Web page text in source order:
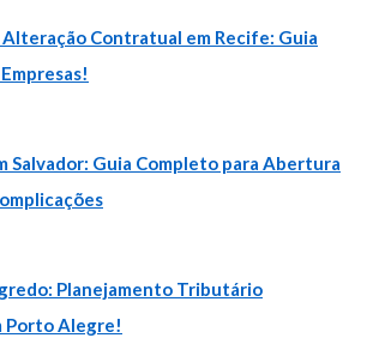
Contratual em Recife: Guia
Salvador: Guia Completo para Abertura
Planejamento Tributário
Porto Alegre!